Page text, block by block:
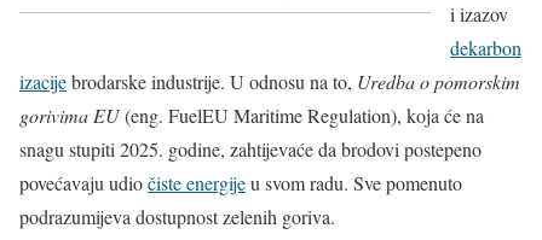
i izazov
dekarbon
izacijebrodarske industrije. U odnosu na to, Uredba o pomorskim
gorivima EU(eng. FuelEU Maritime Regulation), koja će na
snagu stupiti 2025. godine, zahtijevaće da brodovi postepeno
povećavaju udiočiste energijeu svom radu. Sve pomenuto
podrazumijeva dostupnost zelenih goriva.